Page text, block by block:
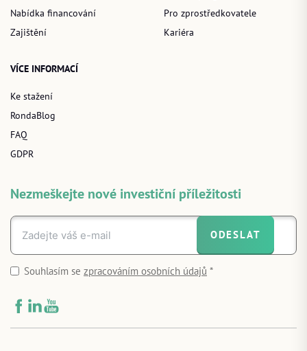
Nabídka financování
Zajištění
Pro zprostředkovatele
Kariéra
VÍCE INFORMACÍ
Ke stažení
RondaBlog
FAQ
GDPR
Nezmeškejte nové investiční příležitosti
Souhlasím se zpracováním osobních údajů *
ODESLAT